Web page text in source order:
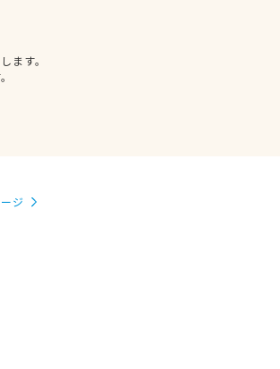
ます。
ジ